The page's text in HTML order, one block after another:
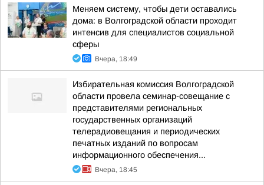
Меняем систему, чтобы дети оставались
дома: в Волгоградской области проходит
интенсив для специалистов социальной
сферы
Вчера, 18:49
Избирательная комиссия Волгоградской
области провела семинар-совещание с
представителями региональных
государственных организаций
телерадиовещания и периодических
печатных изданий по вопросам
информационного обеспечения...
Вчера, 18:45